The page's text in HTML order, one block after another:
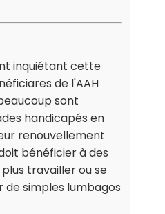
inquiétant cette
de l'AAH
sont
handicapés en
renouvellement
bénéficier à des
travailler ou se
simples lumbagos